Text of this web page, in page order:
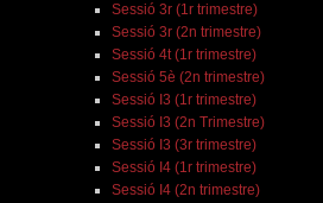
Sessió 3r (1r trimestre)
Sessió 3r (2n trimestre)
Sessió 4t (1r trimestre)
Sessió 5è (2n trimestre)
Sessió I3 (1r trimestre)
Sessió I3 (2n Trimestre)
Sessió I3 (3r trimestre)
Sessió I4 (1r trimestre)
Sessió I4 (2n trimestre)